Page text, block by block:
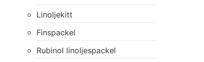
Linoljekitt
Finspackel
Rubinol linoljespackel